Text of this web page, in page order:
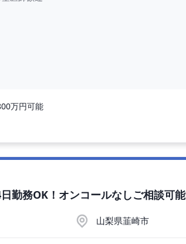
万円可能
勤務OK！オンコールなしご相談可
山梨県韮崎市